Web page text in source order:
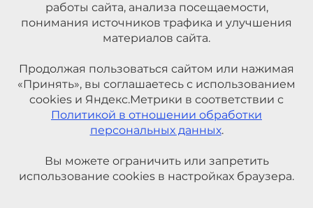
работы сайта, анализа посещаемости,
понимания источников трафика и улучшения
материалов сайта.
Продолжая пользоваться сайтом или нажимая
«Принять», вы соглашаетесь с использованием
cookies и Яндекс.Метрики в соответствии с
Политикой в отношении обработки
персональных данных.
Вы можете ограничить или запретить
использование cookies в настройках браузера.